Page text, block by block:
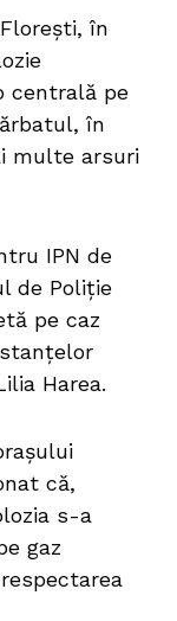
în
centrală pe
în
multe arsuri
IPN de
de Poliție
pe caz
Harea.
că,
s-a
gaz